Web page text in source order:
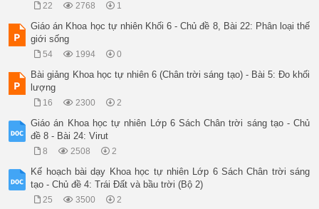
22 2768 1
Giáo án Khoa học tự nhiên Khối 6 - Chủ đề 8, Bài 22: Phân loại thế
giới sống
54 1994 0
Bài giảng Khoa học tự nhiên 6 (Chân trời sáng tạo) - Bài 5: Đo khối
lượng
16 2300 2
Giáo án Khoa học tự nhiên Lớp 6 Sách Chân trời sáng tạo - Chủ
đề 8 - Bài 24: Virut
8 2508 2
Kế hoạch bài dạy Khoa học tự nhiên Lớp 6 Sách Chân trời sáng
tạo - Chủ đề 4: Trái Đất và bầu trời (Bộ 2)
25 3500 2